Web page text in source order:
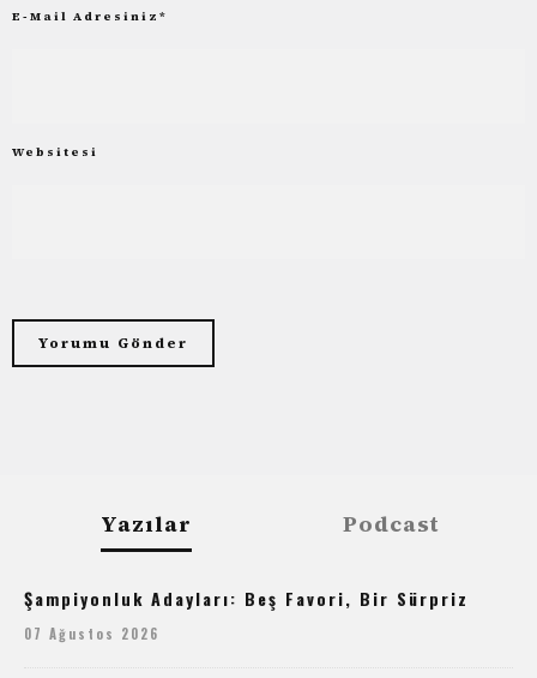
E-Mail Adresiniz *
Websitesi
Yazılar Podcast
Şampiyonluk Adayları: Beş Favori, Bir Sürpriz
07 Ağustos 2026